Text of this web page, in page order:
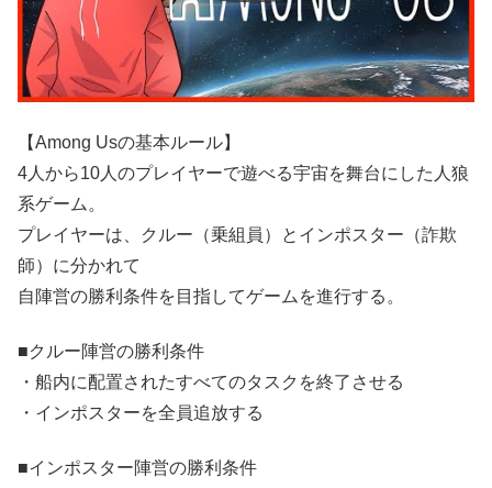
【Among Usの基本ルール】
4人から10人のプレイヤーで遊べる宇宙を舞台にした人狼
系ゲーム。
プレイヤーは、クルー（乗組員）とインポスター（詐欺
師）に分かれて
自陣営の勝利条件を目指してゲームを進行する。
■クルー陣営の勝利条件
・船内に配置されたすべてのタスクを終了させる
・インポスターを全員追放する
■インポスター陣営の勝利条件